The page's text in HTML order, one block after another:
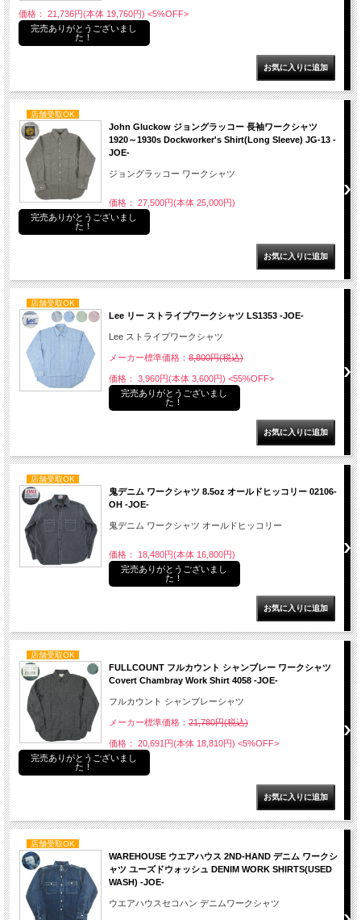
価格： 21,736円(本体 19,760円) <5%OFF>
完売ありがとうございまし
た！
店舗受取OK
John Gluckow ジョングラッコー 長袖ワークシャツ
1920～1930s Dockworker's Shirt(Long Sleeve) JG-13 -
JOE-
ジョングラッコー ワークシャツ
価格： 27,500円(本体 25,000円)
完売ありがとうございまし
た！
店舗受取OK
Lee リー ストライプワークシャツ LS1353 -JOE-
Lee ストライプワークシャツ
メーカー標準価格： 8,800円(税込)
価格： 3,960円(本体 3,600円) <55%OFF>
完売ありがとうございまし
た！
店舗受取OK
鬼デニム ワークシャツ 8.5oz オールドヒッコリー 02106-
OH -JOE-
鬼デニム ワークシャツ オールドヒッコリー
価格： 18,480円(本体 16,800円)
完売ありがとうございまし
た！
店舗受取OK
FULLCOUNT フルカウント シャンブレー ワークシャツ
Covert Chambray Work Shirt 4058 -JOE-
フルカウント シャンブレーシャツ
メーカー標準価格： 21,780円(税込)
価格： 20,691円(本体 18,810円) <5%OFF>
完売ありがとうございまし
た！
店舗受取OK
WAREHOUSE ウエアハウス 2ND-HAND デニム ワークシ
ャツ ユーズドウォッシュ DENIM WORK SHIRTS(USED
WASH) -JOE-
ウエアハウスセコハン デニムワークシャツ